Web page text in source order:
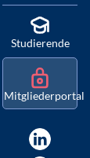
Studierende
Mitgliederportal